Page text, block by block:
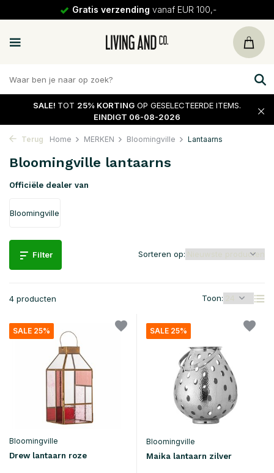
Gratis verzending vanaf EUR 100,-
SALE! TOT 25% KORTING OP GESELECTEERDE ITEMS.
EINDIGT 06-08-2026
Terug Home MERKEN Bloomingville Lantaarns
Bloomingville lantaarns
Officiële dealer van
Bloomingville
Filter
4 producten Toon:
Sorteren op:
SALE 25%
Bloomingville
Drew lantaarn roze
SALE 25%
Bloomingville
Maika lantaarn zilver